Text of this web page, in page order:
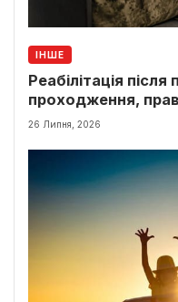
ІНШЕ
Реабілітація
проходження,
виплати
26 Липня, 2026